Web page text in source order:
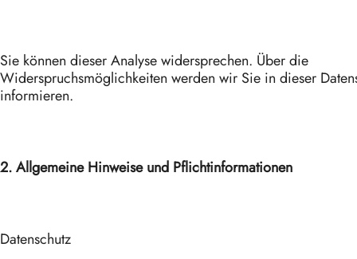
Sie können dieser Analyse widersprechen. Über die
Widerspruchsmöglichkeiten werden wir Sie in dieser
informieren.
2. Allgemeine Hinweise und Pflichtinformationen
Datenschutz